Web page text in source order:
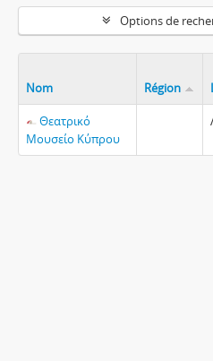
Options de
Nom Région
Θεατρικό
Μουσείο Κύπρου